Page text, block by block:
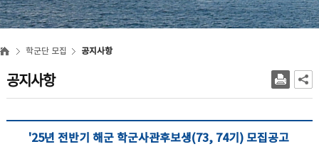
학군단 모집 공지사항
공지사항
'25년 전반기 해군 학군사관후보생(73, 74기) 모집공고